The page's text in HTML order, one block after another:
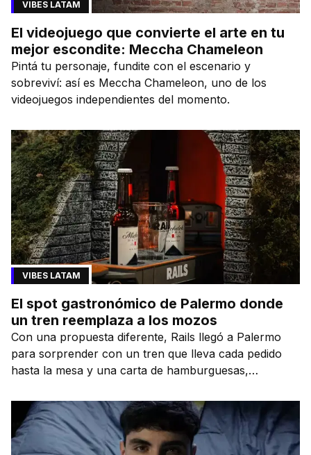
VIBES LATAM
El videojuego que convierte el arte en tu
mejor escondite: Meccha Chameleon
Pintá tu personaje, fundite con el escenario y
sobreviví: así es Meccha Chameleon, uno de los
videojuegos independientes del momento.
VIBES LATAM
El spot gastronómico de Palermo donde
un tren reemplaza a los mozos
Con una propuesta diferente, Rails llegó a Palermo
para sorprender con un tren que lleva cada pedido
hasta la mesa y una carta de hamburguesas,